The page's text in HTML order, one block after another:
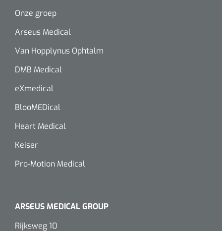
Onze groep
Arseus Medical
Van Hopplynus Ophtalm
DMB Medical
eXmedical
BlooMEDical
Heart Medical
Keiser
Pro-Motion Medical
ARSEUS MEDICAL GROUP
Rijksweg 10